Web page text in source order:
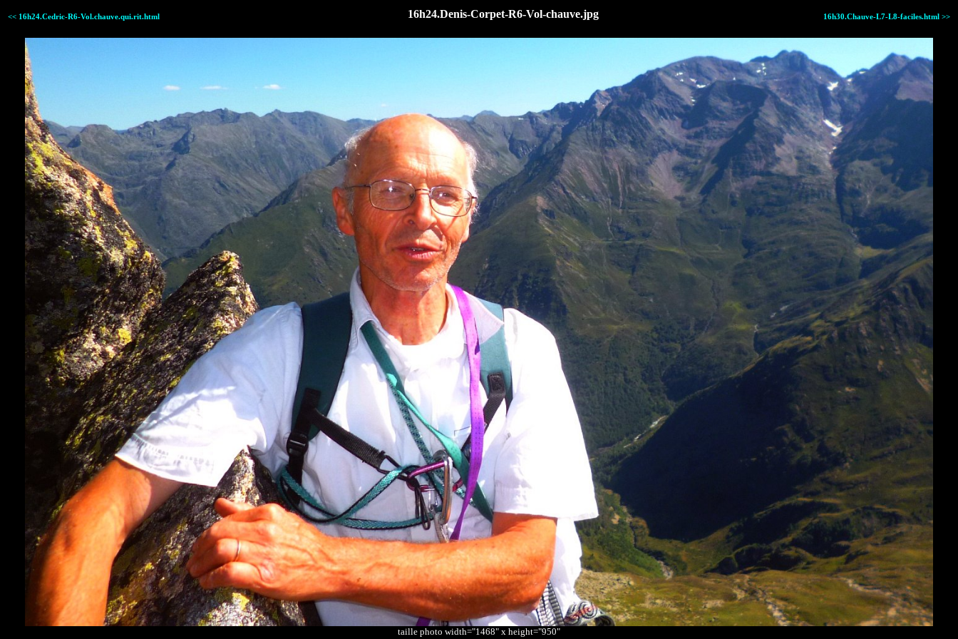
<< 16h24.Cedric-R6-Vol.chauve.qui.rit.html 16h24.Denis-Corpet-R6-Vol-chauve.jpg 16h30.Chauve-L7-L8-faciles.html >>
taille photo width="1468" x height="950"